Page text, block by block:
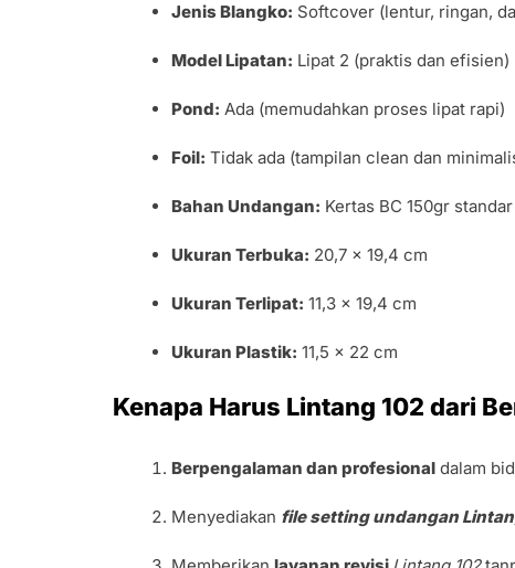
Jenis Blangko: Softcover (lentur, ringan,
Model Lipatan: Lipat 2 (praktis dan efisien)
Pond: Ada (memudahkan proses lipat rapi)
Foil: Tidak ada (tampilan clean dan
Bahan Undangan: Kertas BC 150gr
Ukuran Terbuka: 20,7 x 19,4 cm
Ukuran Terlipat: 11,3 x 19,4 cm
Ukuran Plastik: 11,5 x 22 cm
Kenapa Harus Lintang 102 dari
Berpengalaman dan profesional dalam
Menyediakan file setting undangan